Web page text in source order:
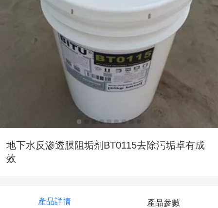
地下水反渗透膜阻垢剂BT0115去除污垢卓有成
效
產品詳情 產品參數